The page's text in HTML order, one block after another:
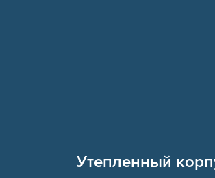
Утепленный